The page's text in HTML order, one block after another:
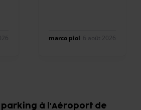
marco piol 6 août 2026
parking à l'Aéroport de